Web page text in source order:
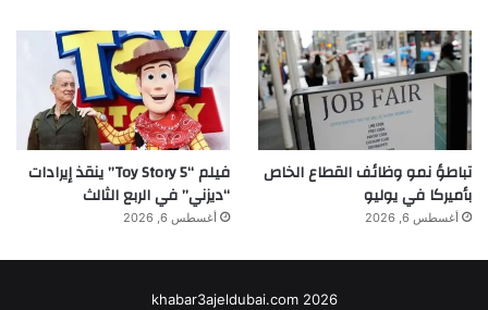
تباطؤ نمو وظائف القطاع الخاص
بأميركا في يوليو
أغسطس 6, 2026
فيلم “Toy Story 5” ينقذ إيرادات
“ديزني” في الربع الثالث
أغسطس 6, 2026
khabar3ajeldubai.com 2026